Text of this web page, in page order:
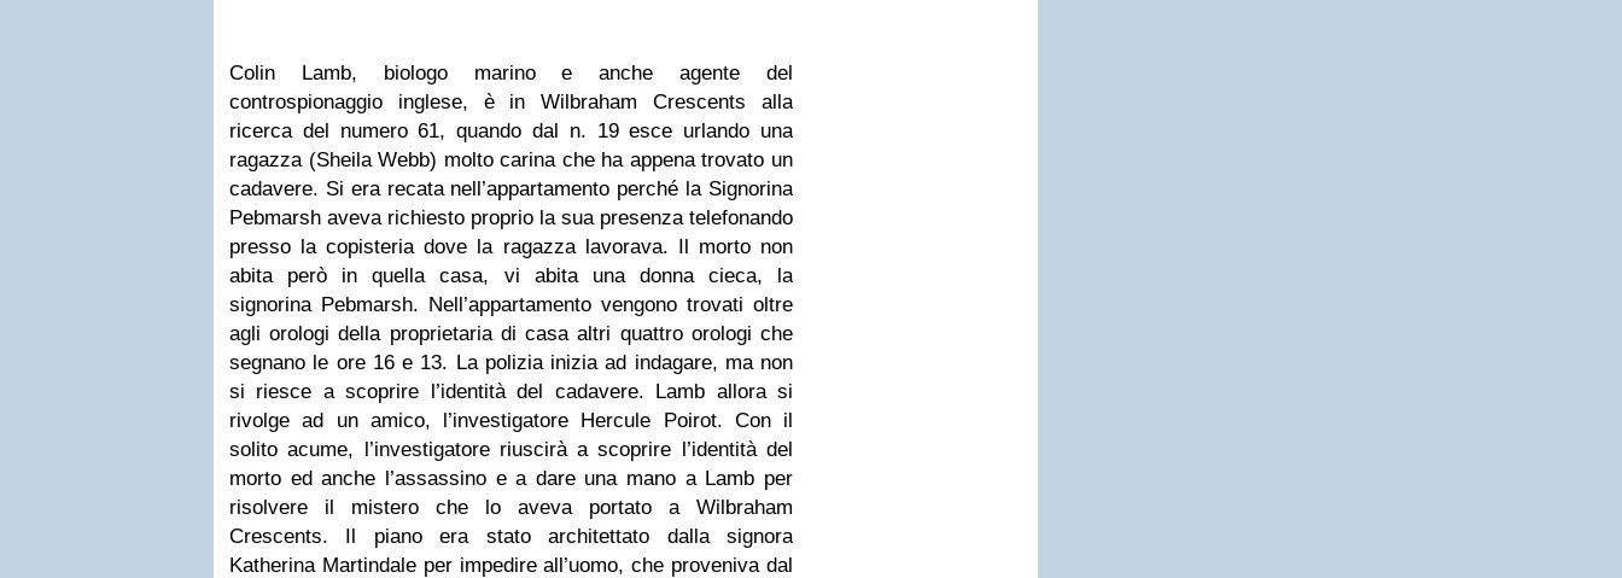
Colin Lamb, biologo marino e anche agente del
controspionaggio inglese, è in Wilbraham Crescents alla
ricerca del numero 61, quando dal n. 19 esce urlando una
ragazza (Sheila Webb) molto carina che ha appena trovato un
cadavere. Si era recata nell’appartamento perché la Signorina
Pebmarsh aveva richiesto proprio la sua presenza telefonando
presso la copisteria dove la ragazza lavorava. Il morto non
abita però in quella casa, vi abita una donna cieca, la
signorina Pebmarsh. Nell’appartamento vengono trovati oltre
agli orologi della proprietaria di casa altri quattro orologi che
segnano le ore 16 e 13. La polizia inizia ad indagare, ma non
si riesce a scoprire l’identità del cadavere. Lamb allora si
rivolge ad un amico, l’investigatore Hercule Poirot. Con il
solito acume, l’investigatore riuscirà a scoprire l’identità del
morto ed anche l’assassino e a dare una mano a Lamb per
risolvere il mistero che lo aveva portato a Wilbraham
Crescents. Il piano era stato architettato dalla signora
Katherina Martindale per impedire all’uomo, che proveniva dal